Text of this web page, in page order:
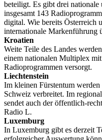
beteiligt. Es gibt drei
insgesamt 143
digital. Wie bereits Österreich
internationale Markenführung
Kroatien
Weite Teile des Landes
einem nationalen Multiplex
Radioprogrammen versorgt.
Liechtenstein
Im kleinen Fürstentum
Schweiz verbreitet. Im
sendet auch der öffentlich-
Radio L.
Luxemburg
In Luxemburg gibt es derzeit